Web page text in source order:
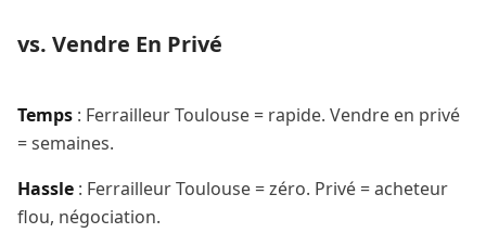
vs. Vendre En Privé
Temps : Ferrailleur Toulouse = rapide. Vendre en privé
= semaines.
Hassle : Ferrailleur Toulouse = zéro. Privé = acheteur
flou, négociation.